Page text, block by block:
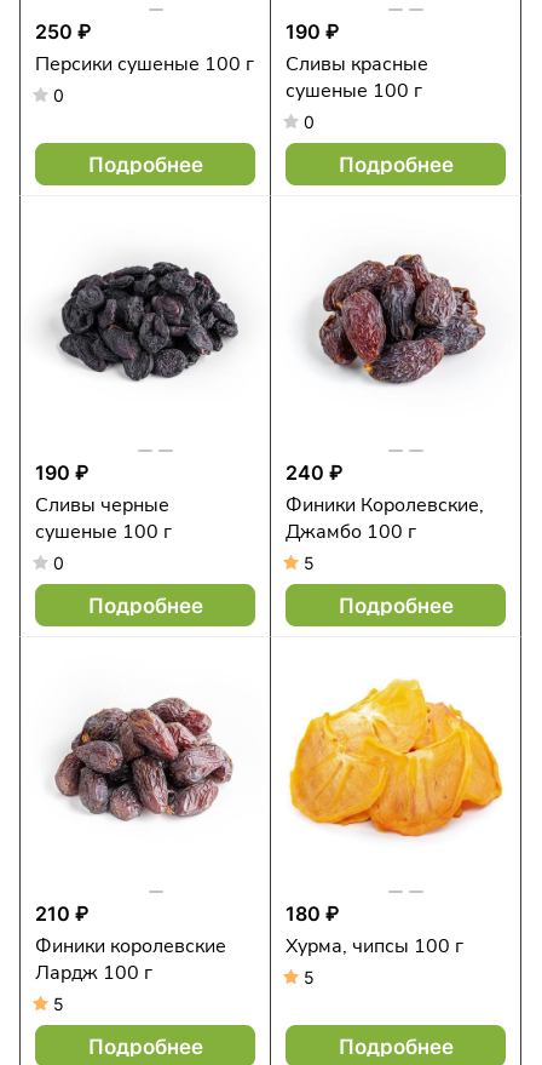
250 ₽
Персики сушеные 100 г
0
Подробнее
190 ₽
Сливы красные
сушеные 100 г
0
Подробнее
190 ₽
Сливы черные
сушеные 100 г
0
Подробнее
240 ₽
Финики Королевские,
Джамбо 100 г
5
Подробнее
210 ₽
Финики королевские
Лардж 100 г
5
Подробнее
180 ₽
Хурма, чипсы 100 г
5
Подробнее